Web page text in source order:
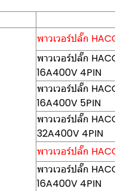
พาวเวอร์ปลั๊ก
พาวเวอร์ปลั๊ก
16A400V 4PIN
พาวเวอร์ปลั๊ก
16A400V 5PIN
พาวเวอร์ปลั๊ก
32A400V 4PIN
พาวเวอร์ปลั๊ก
พาวเวอร์ปลั๊ก
16A400V 4PIN